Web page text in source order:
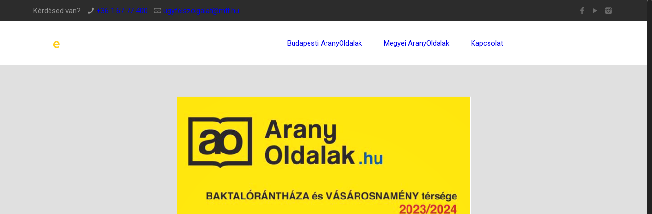
Kérdésed van? +36 1 67 77 400 ugyfelszolgalat@mtt.hu
Budapesti AranyOldalak Megyei AranyOldalak Kapcsolat